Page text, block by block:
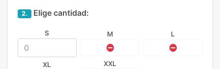
2. Elige cantidad:
S M L
XL XXL